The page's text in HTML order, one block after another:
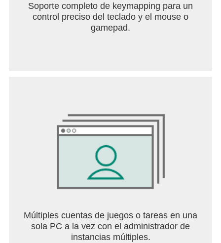
Soporte completo de keymapping para un
control preciso del teclado y el mouse o
gamepad.
Múltiples cuentas de juegos o tareas en una
sola PC a la vez con el administrador de
instancias múltiples.